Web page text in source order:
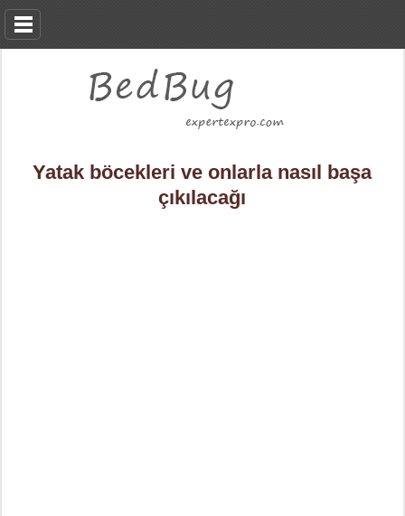
Yatak böcekleri ve onlarla nasıl başa
çıkılacağı